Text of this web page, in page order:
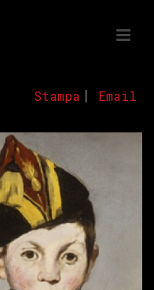
Stampa Email